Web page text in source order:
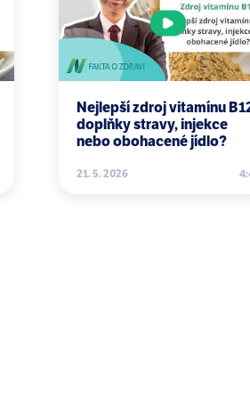
Nutr Rev. 2014
Nejlepší zdroj vitamínu
doplňky stravy, injekce
nebo obohacené jídlo?
21. 5. 2026